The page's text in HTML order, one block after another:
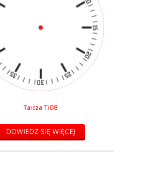
Tarcza Ti08
DOWIEDZ SIĘ WIĘCEJ